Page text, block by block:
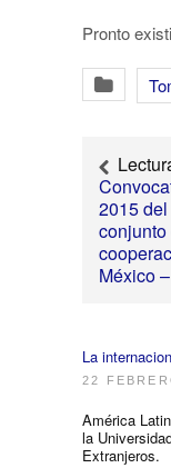
Pronto
2015
conjunto
México
La
22
América
la
Extranjeros.